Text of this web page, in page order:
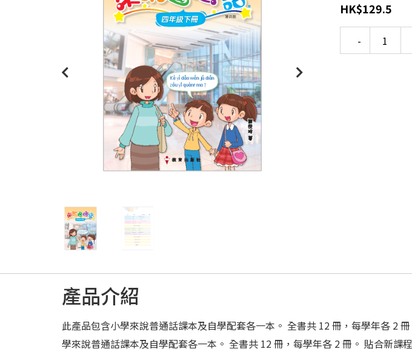
HK$129.5
產品介紹
此產品包含小學來說普通話課本及自學配套各一本。 全書共 12 冊，每學年各 2
學來說普通話課本及自學配套各一本。 全書共 12 冊，每學年各 2 冊。 貼合新課